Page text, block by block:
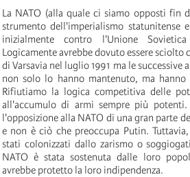
La NATO (alla quale ci siamo opposti fin
strumento dell'imperialismo statunitense
inizialmente contro l'Unione
Logicamente avrebbe dovuto essere sciolto
di Varsavia nel luglio 1991 ma le
non solo lo hanno mantenuto, ma hanno
Rifiutiamo la logica competitiva delle
all'accumulo di armi sempre più
l'opposizione alla NATO di una gran parte
e non è ciò che preoccupa Putin.
stati colonizzati dallo zarismo o
NATO è stata sostenuta dalle loro
avrebbe protetto la loro indipendenza.